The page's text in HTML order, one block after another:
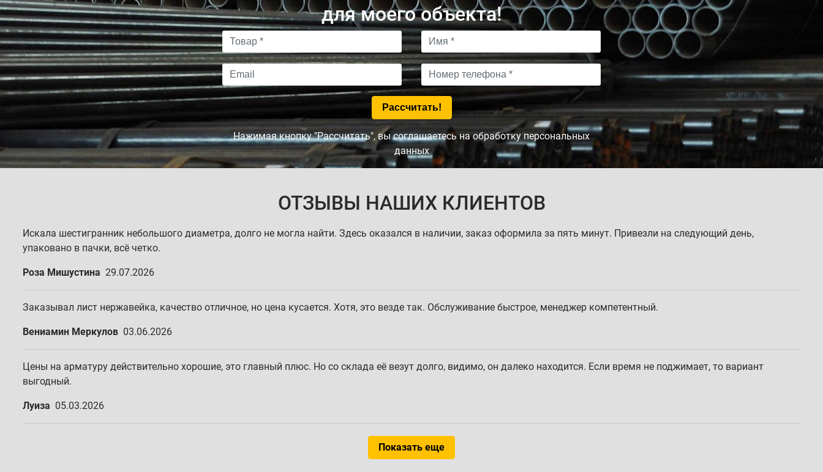
для моего объекта!
Нажимая кнопку "Рассчитать", вы соглашаетесь на обработку персональных
данных
ОТЗЫВЫ НАШИХ КЛИЕНТОВ
Искала шестигранник небольшого диаметра, долго не могла найти. Здесь оказался в наличии, заказ оформила за пять минут. Привезли на следующий день,
упаковано в пачки, всё четко.
Роза Мишустина 29.07.2026
Заказывал лист нержавейка, качество отличное, но цена кусается. Хотя, это везде так. Обслуживание быстрое, менеджер компетентный.
Вениамин Меркулов 03.06.2026
Цены на арматуру действительно хорошие, это главный плюс. Но со склада её везут долго, видимо, он далеко находится. Если время не поджимает, то вариант
выгодный.
Луиза 05.03.2026
Показать еще